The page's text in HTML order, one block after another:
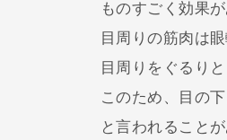
ものすごく効果が
目周りの筋肉は
目周りをぐるり
このため、目の
と言われることが